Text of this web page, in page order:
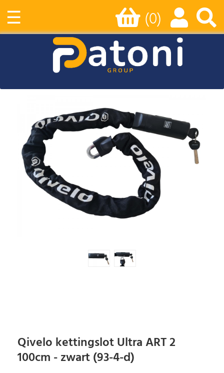
☰ (0)
Qivelo kettingslot Ultra ART 2
100cm - zwart (93-4-d)